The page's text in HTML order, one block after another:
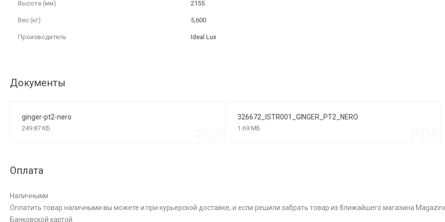
Высота (мм) 2155
Вес (кг) 5,600
Производитель Ideal Lux
Документы
ginger-pt2-nero
249.87 КБ
326672_ISTR001_GINGER_PT2_NERO
1.69 МБ
Оплата
Наличными
Оплатить товар наличными вы можете и при курьерской доставке, и если решили забрать товар из ближайшего магазина
Банковской картой